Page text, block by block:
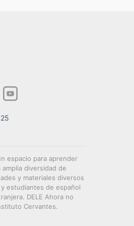
espacio para aprender
diversidad de
y materiales diversos
estudiantes de español
DELE Ahora no
Cervantes.